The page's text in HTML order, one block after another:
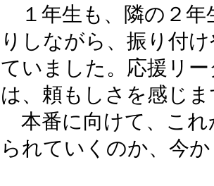
１年生も、隣の２年
りしながら、振り付
ていました。応援リ
は、頼もしさを感じ
本番に向けて、これ
られていくのか、今